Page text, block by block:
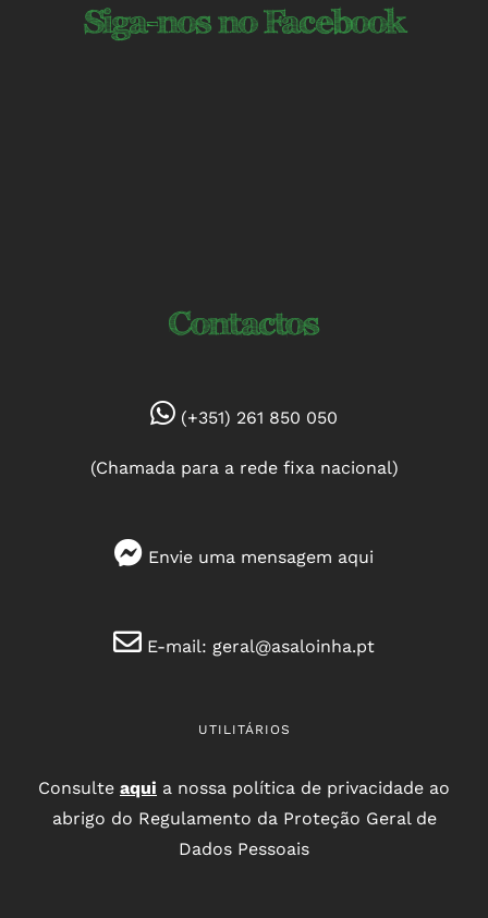
Siga-nos no Facebook
Contactos
(+351) 261 850 050
(Chamada para a rede fixa nacional)
Envie uma mensagem aqui
E-mail: geral@asaloinha.pt
UTILITÁRIOS
Consulte aqui a nossa política de privacidade ao
abrigo do Regulamento da Proteção Geral de
Dados Pessoais